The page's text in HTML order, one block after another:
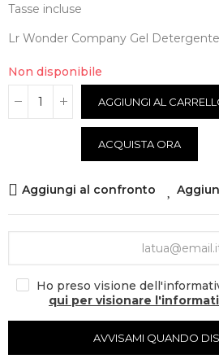
Tasse incluse
Lr Wonder Company Gel
Non disponibile
AGGIUNGI AL
ACQUISTA ORA
Aggiungi al confronto
Ho preso visione
qui per visionare
AVVISAMI QUANDO